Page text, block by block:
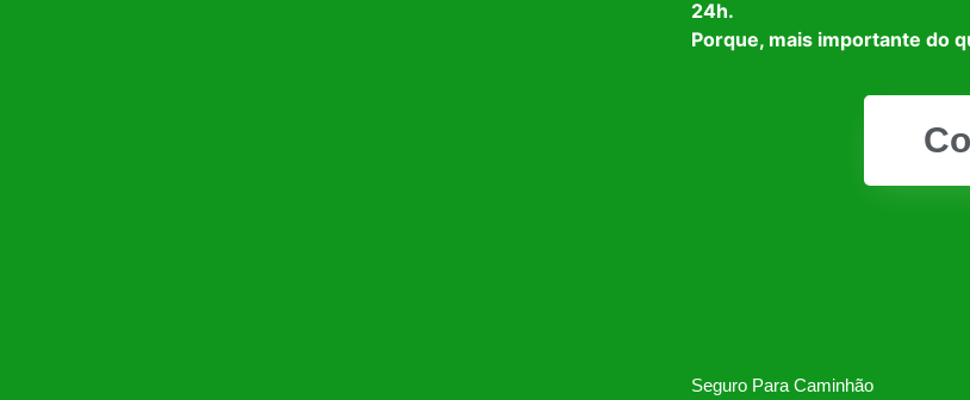
24h.
Porque, mais importante do
Seguro Para Caminhão